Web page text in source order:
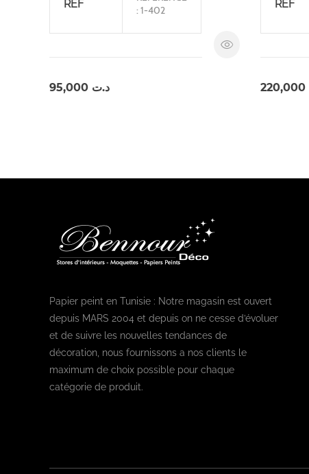
REF
: 1-402
د.ت
REF
220,000
Papier peint en Tunisie : Notre magasin est ouvert
depuis MARS 2004 et depuis on ne cesse d’évoluer
et de suivre les nouvelles tendances de
décoration, nous fournissons a nos clients le
maximum de choix possible pour chaque
catégorie de produit.